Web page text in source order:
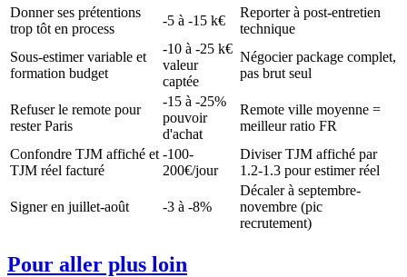
Donner ses prétentions
trop tôt en process
-5 à -15 k€
Reporter à post-entretien
technique
Sous-estimer variable et
formation budget
-10 à -25 k€
valeur
captée
Négocier package complet,
pas brut seul
Refuser le remote pour
rester Paris
-15 à -25%
pouvoir
d'achat
Remote ville moyenne =
meilleur ratio FR
Confondre TJM affiché et
TJM réel facturé
-100-
200€/jour
Diviser TJM affiché par
1.2-1.3 pour estimer réel
Signer en juillet-août -3 à -8%
Décaler à septembre-
novembre (pic
recrutement)
Pour aller plus loin